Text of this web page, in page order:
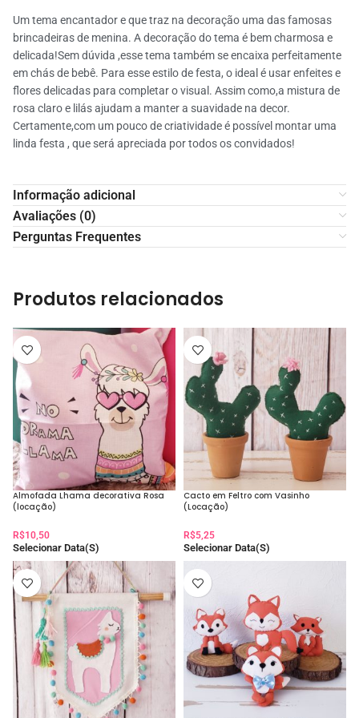
Cartão de débito (presencial, somente na
retirada ou entrega para completar o restante
do sinal)
Dinheiro (presencial, somente na retirada ou
entrega para completar o restante do sinal)
nosso escritório fica localizado na região da
Vila Estrela.
qualidade, garantindo uma ótima experiência ao
nosso cliente.
Produtos com fotos reais
Produtos selecionados por profissionais
Produtos higienizados
Produtos conservados
Sim, as reservas são aceitas somente com 1 dia
de antecedência. Não aceitamos pedidos para
serem retirados no mesmo dia, pois precisamos
preparar todos os itens seguindo padrões de
qualidade adequados.
Reservas para serem retiradas na sexta-feira
devem ser feitas até quinta-feira às 17:30h.
Como alugar online: Escolha, reserve e retire
Navegue pelo catálogo da loja online e
encontre os produtos que deseja.
Trabalhamos com peças unitárias, então
você pode escolher exatamente quais quer.
R$50)
Após selecionar a quantidade, você verá um
calendário onde pode escolher a data inicial
devolução). Caso o item esteja indisponível,
a data.
Adicione os itens ao seu orçamento e
conclua o pedido preenchendo seus dados e
escolhendo a forma de entrega e pagamento.
Pronto! Seu pedido foi recebido e será
separado para a data da sua reserva.
Um tema encantador e que traz na decoração uma das famosas
brincadeiras de menina. A decoração do tema é bem charmosa e
delicada!Sem dúvida ,esse tema também se encaixa perfeitamente
em chás de bebê. Para esse estilo de festa, o ideal é usar enfeites e
flores delicadas para completar o visual. Assim como,a mistura de
rosa claro e lilás ajudam a manter a suavidade na decor.
Certamente,com um pouco de criatividade é possível montar uma
linda festa , que será apreciada por todos os convidados!
Informação adicional
Avaliações (0)
Perguntas Frequentes
Produtos relacionados
Almofada Lhama decorativa Rosa
(locação)
R$10,50
Selecionar Data(s)
Cacto em Feltro com Vasinho
(Locação)
R$5,25
Selecionar Data(s)